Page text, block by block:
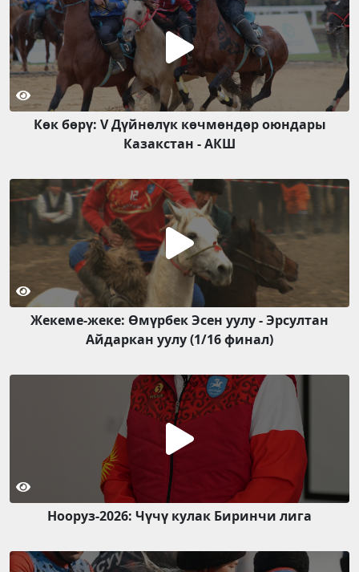
Көк бөрү: V Дүйнөлүк көчмөндөр оюндары
Казакстан - АКШ
Жекеме-жеке: Өмүрбек Эсен уулу - Эрсултан
Айдаркан уулу (1/16 финал)
Нооруз-2026: Чүчү кулак Биринчи лига